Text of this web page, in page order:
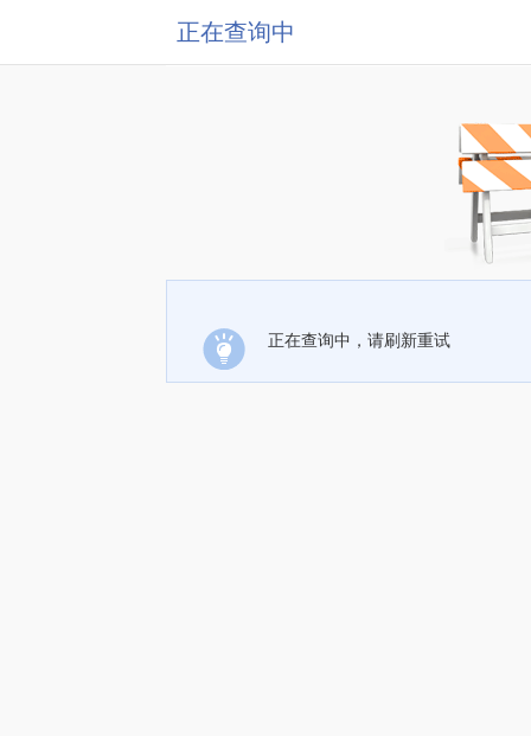
正在查询中
正在查询中，请刷新重试